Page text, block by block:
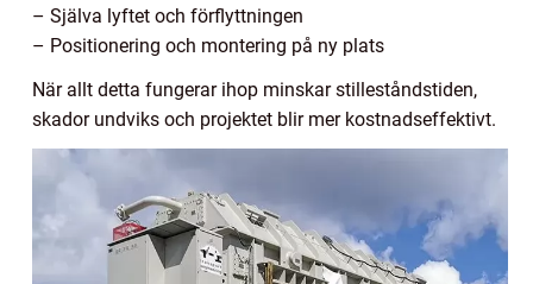
– Själva lyftet och förflyttningen
– Positionering och montering på ny plats
När allt detta fungerar ihop minskar stilleståndstiden,
skador undviks och projektet blir mer kostnadseffektivt.